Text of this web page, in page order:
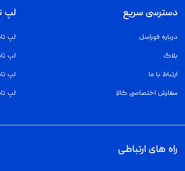
دسترسی سریع
درباره فوراسل
بلاگ
ارتباط با ما
سفارش اختصاصی کالا
لپ
لپ
لپ
لپ
لپ
راه های ارتباطی